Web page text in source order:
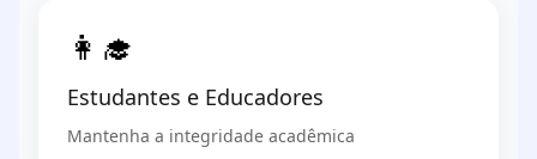
👩‍🎓
Estudantes e Educadores
Mantenha a integridade acadêmica